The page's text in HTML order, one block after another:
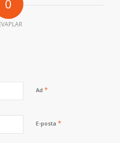
0
Ad *
E-posta *